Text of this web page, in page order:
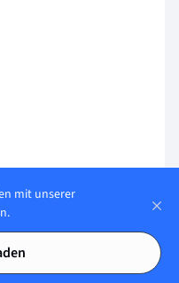
mit unserer